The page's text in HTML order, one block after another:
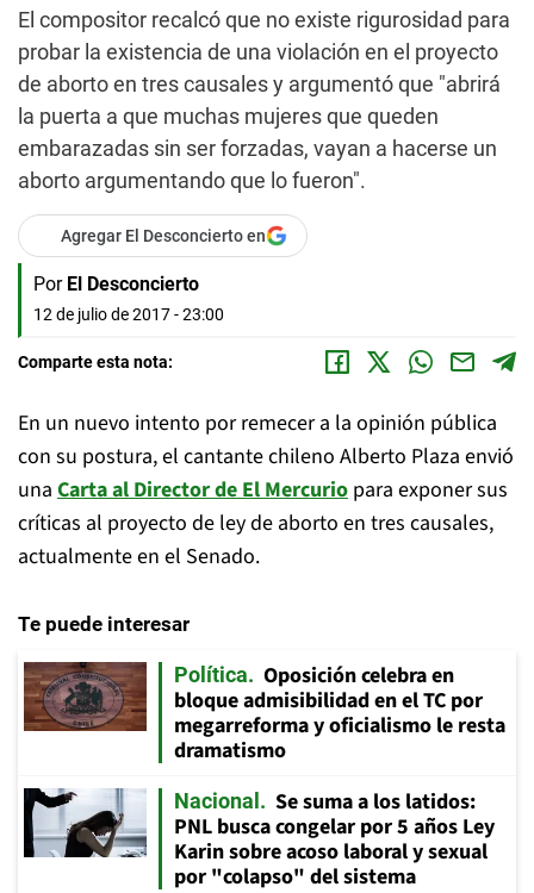
El compositor recalcó que no existe rigurosidad para
probar la existencia de una violación en el proyecto
de aborto en tres causales y argumentó que "abrirá
la puerta a que muchas mujeres que queden
embarazadas sin ser forzadas, vayan a hacerse un
aborto argumentando que lo fueron".
Agregar El Desconcierto en
Por El Desconcierto
12 de julio de 2017 - 23:00
Comparte esta nota:
En un nuevo intento por remecer a la opinión pública
con su postura, el cantante chileno Alberto Plaza envió
una Carta al Director de El Mercurio para exponer sus
críticas al proyecto de ley de aborto en tres causales,
actualmente en el Senado.
Te puede interesar
Política
Oposición celebra en
bloque admisibilidad en el TC por
megarreforma y oficialismo le resta
dramatismo
Nacional
Se suma a los latidos:
PNL busca congelar por 5 años Ley
Karin sobre acoso laboral y sexual
por "colapso" del sistema